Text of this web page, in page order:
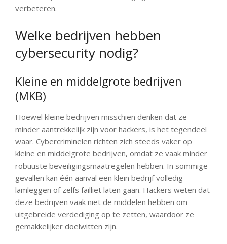
verbeteren.
Welke bedrijven hebben
cybersecurity nodig?
Kleine en middelgrote bedrijven
(MKB)
Hoewel kleine bedrijven misschien denken dat ze
minder aantrekkelijk zijn voor hackers, is het tegendeel
waar. Cybercriminelen richten zich steeds vaker op
kleine en middelgrote bedrijven, omdat ze vaak minder
robuuste beveiligingsmaatregelen hebben. In sommige
gevallen kan één aanval een klein bedrijf volledig
lamleggen of zelfs failliet laten gaan. Hackers weten dat
deze bedrijven vaak niet de middelen hebben om
uitgebreide verdediging op te zetten, waardoor ze
gemakkelijker doelwitten zijn.